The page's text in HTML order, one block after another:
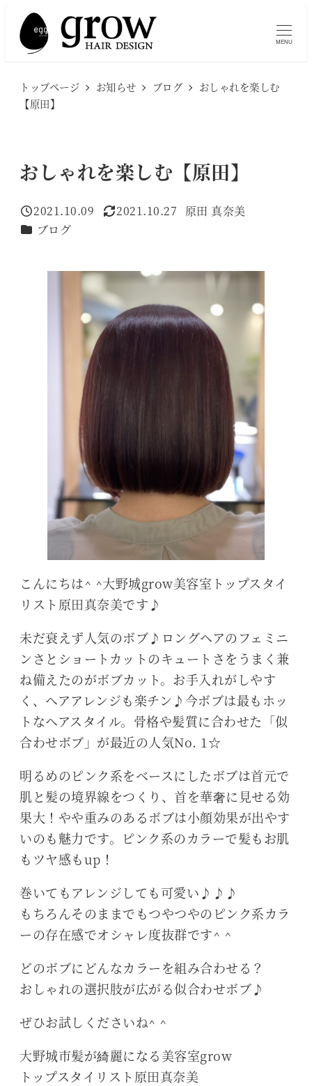
MENU
トップページ お知らせ ブログ
おしゃれを楽しむ
【原田】
おしゃれを楽しむ【原田】
投稿日
2021.10.09
更新日
2021.10.27
著
原田 真奈美
カテゴリー
ブログ
こんにちは^ ^大野城grow美容室トップスタイ
リスト原田真奈美です♪
未だ衰えず人気のボブ♪ロングヘアのフェミニ
ンさとショートカットのキュートさをうまく兼
ね備えたのがボブカット。お手入れがしやす
く、ヘアアレンジも楽チン♪今ボブは最もホッ
トなヘアスタイル。骨格や髪質に合わせた「似
合わせボブ」が最近の人気No. 1☆
明るめのピンク系をベースにしたボブは首元で
肌と髪の境界線をつくり、首を華奢に見せる効
果大！やや重みのあるボブは小顔効果が出やす
いのも魅力です。ピンク系のカラーで髪もお肌
もツヤ感もup！
巻いてもアレンジしても可愛い♪♪♪
もちろんそのままでもつやつやのピンク系カラ
ーの存在感でオシャレ度抜群です^ ^
どのボブにどんなカラーを組み合わせる？
おしゃれの選択肢が広がる似合わせボブ♪
ぜひお試しくださいね^ ^
大野城市髪が綺麗になる美容室grow
トップスタイリスト原田真奈美